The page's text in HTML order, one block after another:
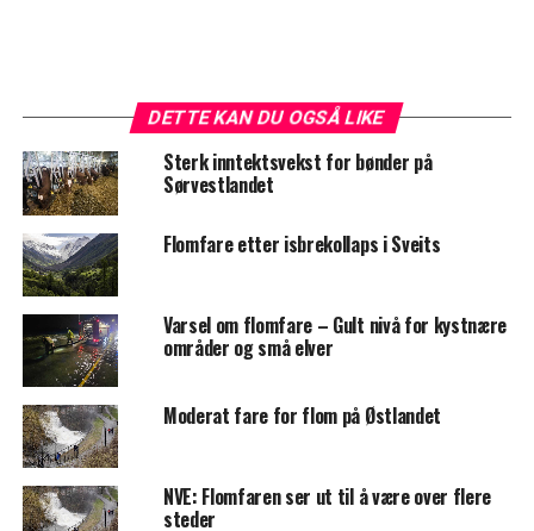
DETTE KAN DU OGSÅ LIKE
Sterk inntektsvekst for bønder på
Sørvestlandet
Flomfare etter isbrekollaps i Sveits
Varsel om flomfare – Gult nivå for kystnære
områder og små elver
Moderat fare for flom på Østlandet
NVE: Flomfaren ser ut til å være over flere
steder